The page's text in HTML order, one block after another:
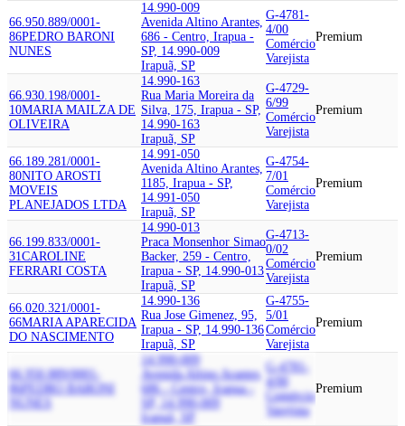
66.950.889/0001-
86PEDRO BARONI
NUNES
14.990-009
Avenida Altino Arantes,
686 - Centro, Irapua -
SP, 14.990-009
Irapuã, SP
G-4781-
4/00
Comércio
Varejista
Premium
66.930.198/0001-
10MARIA MAILZA DE
OLIVEIRA
14.990-163
Rua Maria Moreira da
Silva, 175, Irapua - SP,
14.990-163
Irapuã, SP
G-4729-
6/99
Comércio
Varejista
Premium
66.189.281/0001-
80NITO AROSTI
MOVEIS
PLANEJADOS LTDA
14.991-050
Avenida Altino Arantes,
1185, Irapua - SP,
14.991-050
Irapuã, SP
G-4754-
7/01
Comércio
Varejista
Premium
66.199.833/0001-
31CAROLINE
FERRARI COSTA
14.990-013
Praca Monsenhor Simao
Backer, 259 - Centro,
Irapua - SP, 14.990-013
Irapuã, SP
G-4713-
0/02
Comércio
Varejista
Premium
66.020.321/0001-
66MARIA APARECIDA
DO NASCIMENTO
14.990-136
Rua Jose Gimenez, 95,
Irapua - SP, 14.990-136
Irapuã, SP
G-4755-
5/01
Comércio
Varejista
Premium
66.950.889/0001-
86 PEDRO BARONI
14.990-009
Avenida Altino Arantes,
686 - Centro, Irapua -
SP, 14.990-009
Irapuã, SP
G-4781-
4/00
Comércio
Varejista
Premium